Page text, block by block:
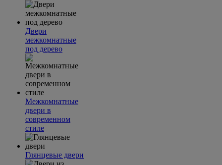
Двери
межкомнатные
под дерево
Межкомнатные
двери в
современном
стиле
Глянцевые двери